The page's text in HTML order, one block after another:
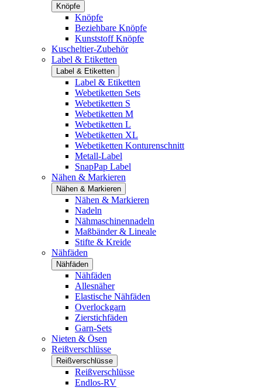
Knöpfe
Knöpfe
Beziehbare Knöpfe
Kunststoff Knöpfe
Kuscheltier-Zubehör
Label & Etiketten
Label & Etiketten
Label & Etiketten
Webetiketten Sets
Webetiketten S
Webetiketten M
Webetiketten L
Webetiketten XL
Webetiketten Konturenschnitt
Metall-Label
SnapPap Label
Nähen & Markieren
Nähen & Markieren
Nähen & Markieren
Nadeln
Nähmaschinennadeln
Maßbänder & Lineale
Stifte & Kreide
Nähfäden
Nähfäden
Nähfäden
Allesnäher
Elastische Nähfäden
Overlockgarn
Zierstichfäden
Garn-Sets
Nieten & Ösen
Reißverschlüsse
Reißverschlüsse
Reißverschlüsse
Endlos-RV